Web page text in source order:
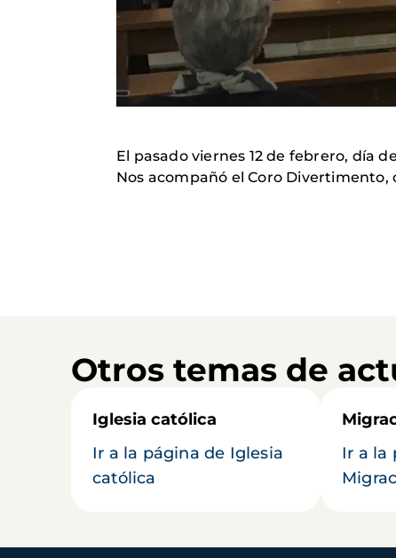
El pasado viernes 12 de febrero, día
Nos acompañó el Coro
Otros temas de
Iglesia católica
Ir a la página de Iglesia
católica
Ir a la